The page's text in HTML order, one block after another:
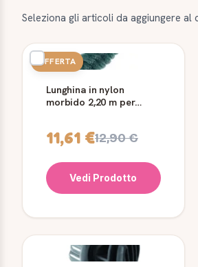
Seleziona gli articoli da aggiungere
OFFERTA
Lunghina in nylon
morbido 2,20 m per
11,61 €12,90 €
Vedi Prodotto